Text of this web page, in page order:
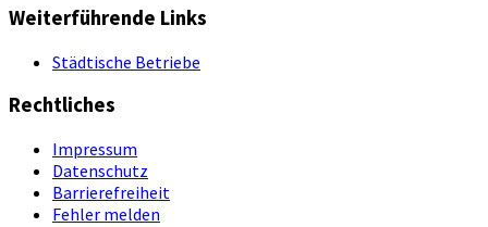
Weiterführende Links
Städtische Betriebe
Rechtliches
Impressum
Datenschutz
Barrierefreiheit
Fehler melden